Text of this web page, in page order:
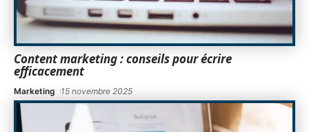
Content marketing : conseils pour écrire
efficacement
Marketing 15 novembre 2025